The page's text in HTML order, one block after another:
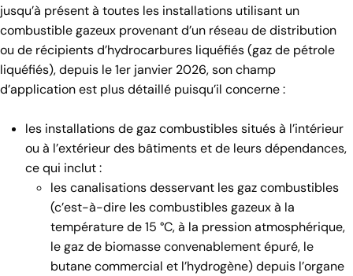
jusqu’à présent à toutes les installations utilisant un
combustible gazeux provenant d’un réseau de distribution
ou de récipients d’hydrocarbures liquéfiés (gaz de pétrole
liquéfiés), depuis le 1er janvier 2026, son champ
d’application est plus détaillé puisqu’il concerne :
les installations de gaz combustibles situés à l’intérieur
ou à l’extérieur des bâtiments et de leurs dépendances,
ce qui inclut :
les canalisations desservant les gaz combustibles
(c’est-à-dire les combustibles gazeux à la
température de 15 °C, à la pression atmosphérique,
le gaz de biomasse convenablement épuré, le
butane commercial et l’hydrogène) depuis l’organe